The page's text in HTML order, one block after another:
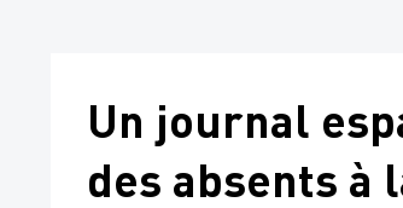
Un journal
des absents à